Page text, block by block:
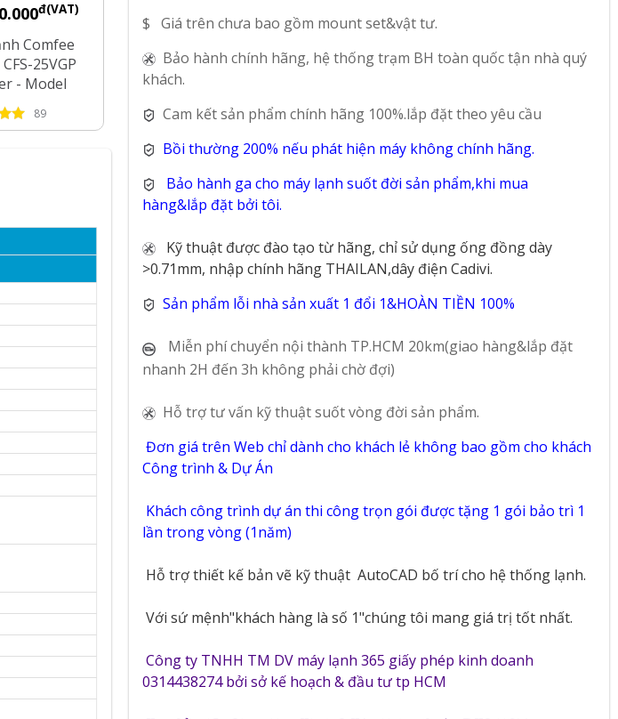
đ(VAT)
Comfee
25VGP
- Model
89
9.000.000
Hp CFS-18VGP
Inverter - Model
50
5.900.000
1.5 Hp CFS-13VGP
13
Hp CFS-10VGP
$ Giá trên chưa bao gồm mount set&vật tư.
Bảo hành chính hãng, hệ thống trạm BH toàn quốc tận nhà quý
khách.
Cam kết sản phẩm chính hãng 100%.lắp đặt theo yêu cầu
Bồi thường 200% nếu phát hiện máy không chính hãng.
Bảo hành ga cho máy lạnh suốt đời sản phẩm,khi mua
hàng&lắp đặt bởi tôi.
Kỹ thuật được đào tạo từ hãng, chỉ sử dụng ống đồng dày
>0.71mm, nhập chính hãng THAILAN,dây điện Cadivi.
Sản phẩm lỗi nhà sản xuất 1 đổi 1&HOÀN TIỀN 100%
Miễn phí chuyển nội thành TP.HCM 20km(giao hàng&lắp đặt
nhanh 2H đến 3h không phải chờ đợi)
Hỗ trợ tư vấn kỹ thuật suốt vòng đời sản phẩm.
Đơn giá trên Web chỉ dành cho khách lẻ không bao gồm cho khách
Công trình & Dự Án
Khách công trình dự án thi công trọn gói được tặng 1 gói bảo trì 1
lần trong vòng (1năm)
Hỗ trợ thiết kế bản vẽ kỹ thuật AutoCAD bố trí cho hệ thống lạnh.
Với sứ mệnh"khách hàng là số 1"chúng tôi mang giá trị tốt nhất.
Công ty TNHH TM DV máy lạnh 365 giấy phép kinh doanh
0314438274 bởi sở kế hoạch & đầu tư tp HCM